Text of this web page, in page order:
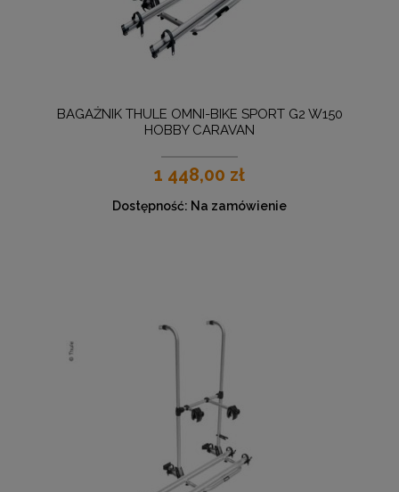
BAGAŻNIK THULE OMNI-BIKE SPORT G2 W150
HOBBY CARAVAN
1 448,00 zł
Dostępność: Na zamówienie